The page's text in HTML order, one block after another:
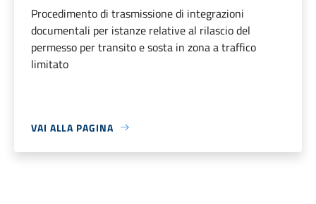
Procedimento di trasmissione di integrazioni
documentali per istanze relative al rilascio del
permesso per transito e sosta in zona a traffico
limitato
VAI ALLA PAGINA